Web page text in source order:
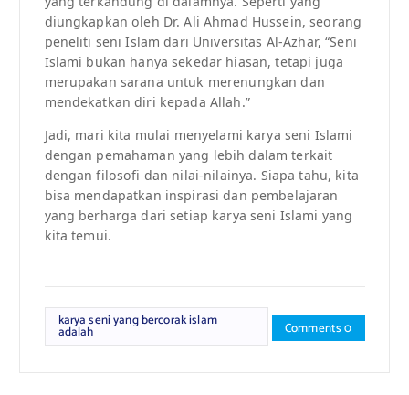
diungkapkan oleh Dr. Ali Ahmad Hussein, seorang
peneliti seni Islam dari Universitas Al-Azhar, “Seni
Islami bukan hanya sekedar hiasan, tetapi juga
merupakan sarana untuk merenungkan dan
mendekatkan diri kepada Allah.”
Jadi, mari kita mulai menyelami karya seni Islami
dengan pemahaman yang lebih dalam terkait
dengan filosofi dan nilai-nilainya. Siapa tahu, kita
bisa mendapatkan inspirasi dan pembelajaran
yang berharga dari setiap karya seni Islami yang
kita temui.
karya seni yang bercorak islam
adalah Comments 0